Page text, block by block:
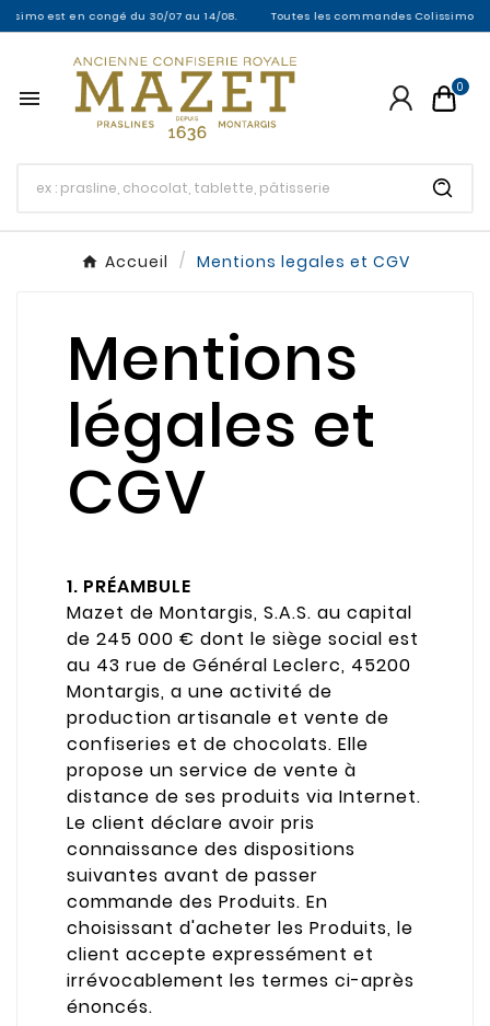
du 30/07 au 14/08. Toutes les commandes Colissimo entre le 30/07
 0
Accueil Mentions legales et CGV
Mentions
légales et
CGV
1. PRÉAMBULE
Mazet de Montargis, S.A.S. au capital
de 245 000 € dont le siège social est
au 43 rue de Général Leclerc, 45200
Montargis, a une activité de
production artisanale et vente de
confiseries et de chocolats. Elle
propose un service de vente à
distance de ses produits via Internet.
Le client déclare avoir pris
connaissance des dispositions
suivantes avant de passer
commande des Produits. En
choisissant d'acheter les Produits, le
client accepte expressément et
irrévocablement les termes ci-après
énoncés.